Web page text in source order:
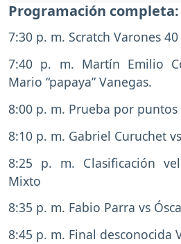
Programación completa:
7:30 p. m. Scratch Varones
7:40 p. m. Martín Emilio
Mario “papaya” Vanegas.
8:00 p. m. Prueba por puntos
8:10 p. m. Gabriel Curuchet
8:25 p. m. Clasificación
Mixto
8:35 p. m. Fabio Parra vs
8:45 p. m. Final desconocida